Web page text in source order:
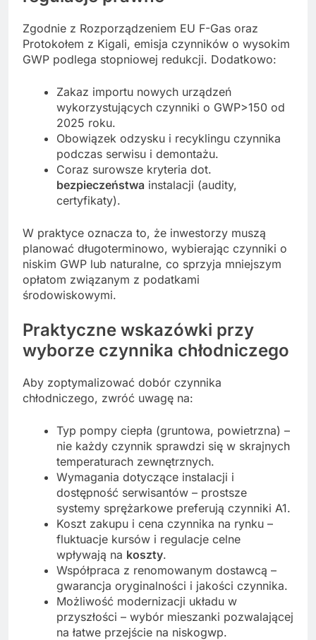
Zgodnie z Rozporządzeniem EU F-Gas oraz
Protokołem z Kigali, emisja czynników o wysokim
GWP podlega stopniowej redukcji. Dodatkowo:
Zakaz importu nowych urządzeń
wykorzystujących czynniki o GWP>150 od
2025 roku.
Obowiązek odzysku i recyklingu czynnika
podczas serwisu i demontażu.
Coraz surowsze kryteria dot.
bezpieczeństwa instalacji (audity,
certyfikaty).
W praktyce oznacza to, że inwestorzy muszą
planować długoterminowo, wybierając czynniki o
niskim GWP lub naturalne, co sprzyja mniejszym
opłatom związanym z podatkami
środowiskowymi.
Praktyczne wskazówki przy
wyborze czynnika chłodniczego
Aby zoptymalizować dobór czynnika
chłodniczego, zwróć uwagę na:
Typ pompy ciepła (gruntowa, powietrzna) –
nie każdy czynnik sprawdzi się w skrajnych
temperaturach zewnętrznych.
Wymagania dotyczące instalacji i
dostępność serwisantów – prostsze
systemy sprężarkowe preferują czynniki A1.
Koszt zakupu i cena czynnika na rynku –
fluktuacje kursów i regulacje celne
wpływają na koszty.
Współpraca z renomowanym dostawcą –
gwarancja oryginalności i jakości czynnika.
Możliwość modernizacji układu w
przyszłości – wybór mieszanki pozwalającej
na łatwe przejście na niskogwp.